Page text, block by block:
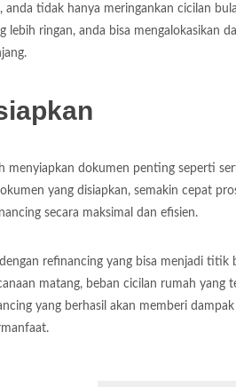
tidak hanya meringankan cicilan
lebih ringan, anda bisa mengalokasikan
menyiapkan dokumen penting seperti
yang disiapkan, semakin cepat
secara maksimal dan efisien.
refinancing yang bisa menjadi titik
matang, beban cicilan rumah yang
yang berhasil akan memberi